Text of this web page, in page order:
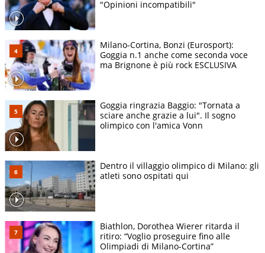
"Opinioni incompatibili"
Milano-Cortina, Bonzi (Eurosport):
Goggia n.1 anche come seconda voce
ma Brignone è più rock ESCLUSIVA
Goggia ringrazia Baggio: "Tornata a
sciare anche grazie a lui". Il sogno
olimpico con l'amica Vonn
Dentro il villaggio olimpico di Milano: gli
atleti sono ospitati qui
Biathlon, Dorothea Wierer ritarda il
ritiro: “Voglio proseguire fino alle
Olimpiadi di Milano-Cortina”